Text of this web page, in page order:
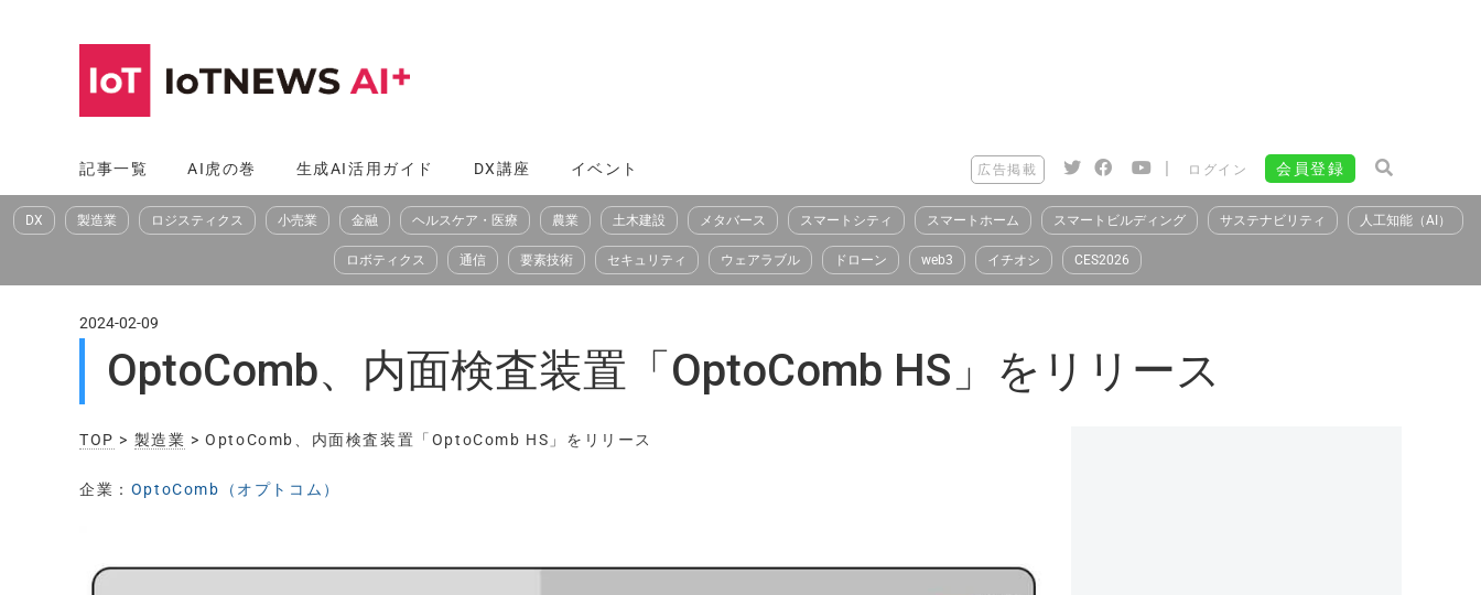
へ
ス
記事一覧 AI虎の巻 生成AI活用ガイド DX講座 イベント 広告掲載 | ログイン 会員登録
DX 製造業 ロジスティクス 小売業 金融 ヘルスケア・医療 農業 土木建設 メタバース スマートシティ スマートホーム スマートビルディング サステナビリティ 人工知能（AI）
ロボティクス 通信 要素技術 セキュリティ ウェアラブル ドローン web3 イチオシ CES2026
2024-02-09
OptoComb、内面検査装置「OptoComb HS」をリリース
TOP > 製造業 > OptoComb、内面検査装置「OptoComb HS」をリリース
企業： OptoComb（オプトコム）